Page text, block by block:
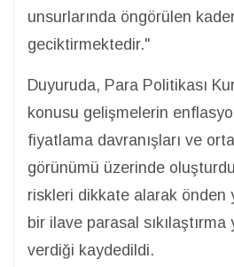
unsurlarında öngörülen
geciktirmektedir."
Duyuruda, Para Politikası
konusu gelişmelerin
fiyatlama davranışları ve
görünümü üzerinde
riskleri dikkate alarak önden
bir ilave parasal sıkılaştırma
verdiği kaydedildi.